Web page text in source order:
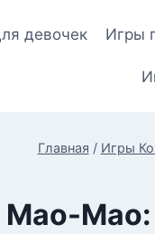
девочек Игры
Главная / Игры
Мао-Мао: